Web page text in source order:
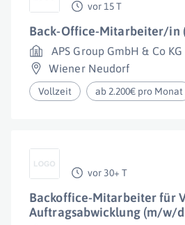
vor 15 T
Back-Office-Mitarbeiter/in
APS Group GmbH & Co KG
Wiener Neudorf
Vollzeit ab 2.200€ pro Monat
vor 30+ T
Backoffice-Mitarbeiter für
Auftragsabwicklung (m/w/